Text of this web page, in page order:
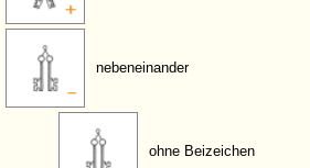
nebeneinander
ohne Beizeichen